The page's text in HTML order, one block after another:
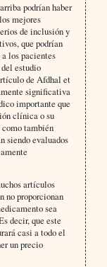
podrían haber
mejores
de inclusión y
que podrían
los pacientes
estudio
de Afdhal et
significativa
importante que
clínica o su
también
siendo evaluados
artículos
no proporcionan
sea
decir, que este
casi a todo el
un precio